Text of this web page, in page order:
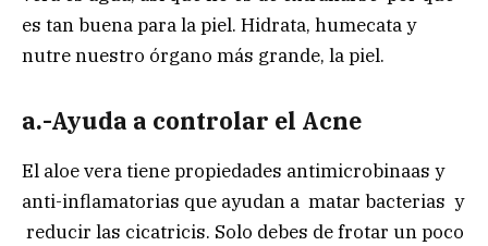
es tan buena para la piel. Hidrata, humecata y
nutre nuestro órgano más grande, la piel.
a.-Ayuda a controlar el Acne
El aloe vera tiene propiedades antimicrobinaas y
anti-inflamatorias que ayudan a matar bacterias y
reducir las cicatricis. Solo debes de frotar un poco